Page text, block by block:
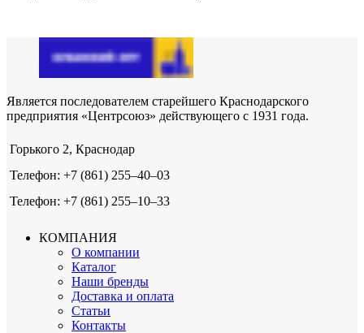
Является последователем старейшего Краснодарского
предприятия «Центрсоюз» действующего с 1931 года.
Горького 2, Краснодар
Телефон: +7 (861) 255‒40‒03
Телефон: +7 (861) 255‒10‒33
КОМПАНИЯ
О компании
Каталог
Наши бренды
Доставка и оплата
Статьи
Контакты